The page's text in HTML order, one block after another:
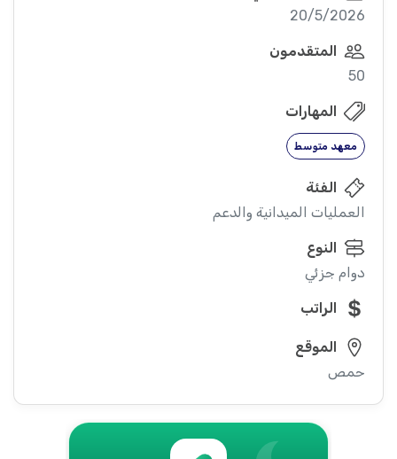
20/5/2026
المتقدمون
50
المهارات
معهد متوسط
الفئة
العمليات الميدانية والدعم
النوع
دوام جزئي
الراتب
الموقع
حمص